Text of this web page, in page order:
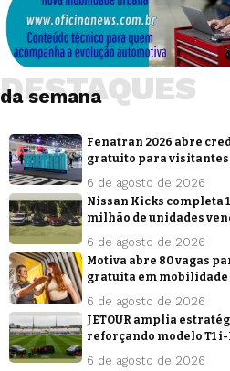
da semana
DESTAQUES
Fenatran 2026 abre
gratuito para visitantes
6 de agosto de 2026
Nissan Kicks completa
milhão de unidades
6 de agosto de 2026
Motiva abre 80 vagas
gratuita em mobilidade
6 de agosto de 2026
JETOUR amplia
reforçando modelo T1 i-
6 de agosto de 2026